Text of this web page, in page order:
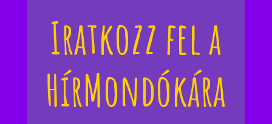
Iratkozz fel a
HírMondókára